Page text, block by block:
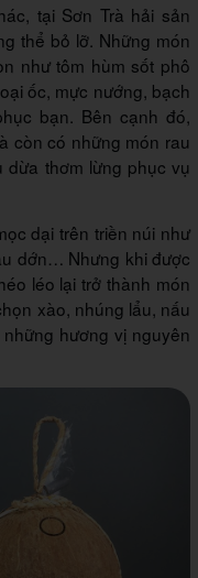
tại Sơn Trà hải sản
thể bỏ lỡ. Những món
như tôm hùm sốt phô
ốc, mực nướng, bạch
bạn. Bên cạnh đó,
còn có những món rau
thơm lừng phục vụ
dại trên triền núi như
dớn… Nhưng khi được
léo lại trở thành món
xào, nhúng lẩu, nấu
hương vị nguyên